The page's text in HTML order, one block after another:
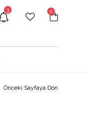
0
3
Önceki Sayfaya Dön